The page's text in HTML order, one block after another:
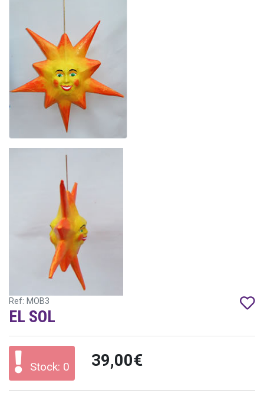
Ref: MOB3
EL SOL
Stock: 0 39,00€